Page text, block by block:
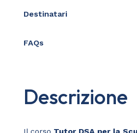
Destinatari
FAQs
Descrizione